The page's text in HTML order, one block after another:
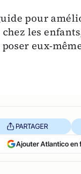
pour
les
eux-
PARTAGER
Ajouter Atlantico en